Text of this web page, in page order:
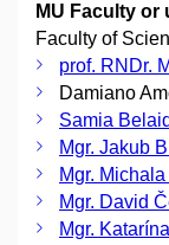
MU Faculty or
Faculty of
prof. RNDr.
Damiano
Samia
Mgr. Jakub
Mgr.
Mgr. David
Mgr.